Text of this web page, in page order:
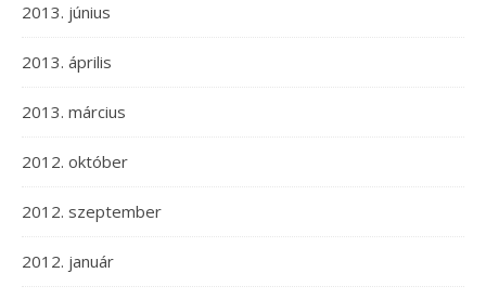
2013. június
2013. április
2013. március
2012. október
2012. szeptember
2012. január